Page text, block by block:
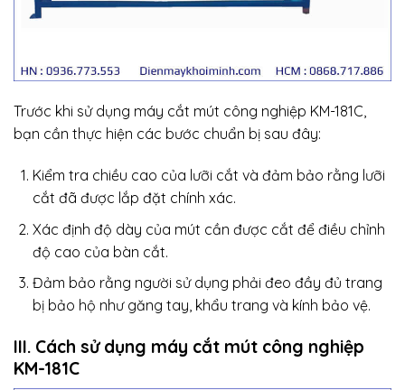
Trước khi sử dụng máy cắt mút công nghiệp KM-181C,
bạn cần thực hiện các bước chuẩn bị sau đây:
Kiểm tra chiều cao của lưỡi cắt và đảm bảo rằng lưỡi
cắt đã được lắp đặt chính xác.
Xác định độ dày của mút cần được cắt để điều chỉnh
độ cao của bàn cắt.
Đảm bảo rằng người sử dụng phải đeo đầy đủ trang
bị bảo hộ như găng tay, khẩu trang và kính bảo vệ.
III. Cách sử dụng máy cắt mút công nghiệp
KM-181C